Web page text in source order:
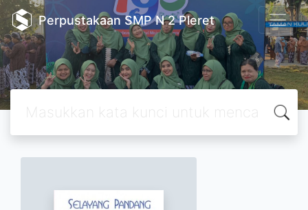
Perpustakaan SMP N 2 Pleret